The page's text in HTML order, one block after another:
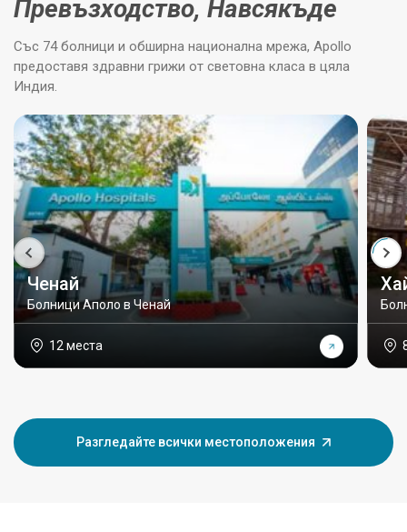
Превъзходство, Навсякъде
Със 74 болници и обширна национална мрежа, Apollo
предоставя здравни грижи от световна класа в цяла
Индия.
Ченай
Болници Аполо в Ченай
12 места
Разгледайте всички местоположения